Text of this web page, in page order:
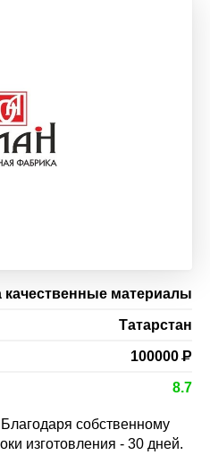
материалы
Татарстан
100000Р
8.7
собственному
изготовления - 30 дней.